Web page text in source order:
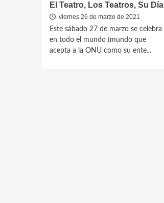
El Teatro, Los Teatros, Su Día
viernes 26 de marzo de 2021
Este sábado 27 de marzo se celebra
en todo el mundo (mundo que
acepta a la ONU como su ente...